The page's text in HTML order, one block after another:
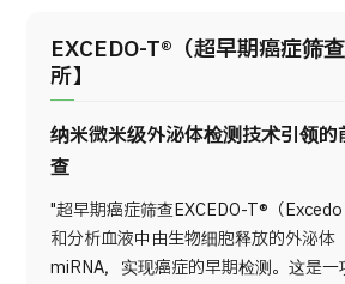
EXCEDO-T®（超早期癌症筛
所】
纳米微米级外泌体检测技术引领
查
"超早期癌症筛查EXCEDO-T®（
和分析血液中由生物细胞释放的外泌
miRNA，实现癌症的早期检测。这是